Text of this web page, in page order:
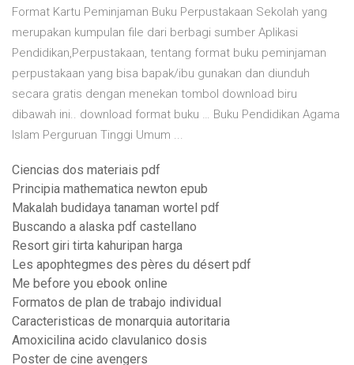
Format Kartu Peminjaman Buku Perpustakaan Sekolah yang
merupakan kumpulan file dari berbagi sumber Aplikasi
Pendidikan,Perpustakaan, tentang format buku peminjaman
perpustakaan yang bisa bapak/ibu gunakan dan diunduh
secara gratis dengan menekan tombol download biru
dibawah ini.. download format buku … Buku Pendidikan Agama
Islam Perguruan Tinggi Umum ...
Ciencias dos materiais pdf
Principia mathematica newton epub
Makalah budidaya tanaman wortel pdf
Buscando a alaska pdf castellano
Resort giri tirta kahuripan harga
Les apophtegmes des pères du désert pdf
Me before you ebook online
Formatos de plan de trabajo individual
Caracteristicas de monarquia autoritaria
Amoxicilina acido clavulanico dosis
Poster de cine avengers